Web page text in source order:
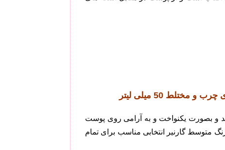
و بصورت یکنواخت و به آرامی روی پوست
متوسط گارنیر انتخابی مناسب برای تمام